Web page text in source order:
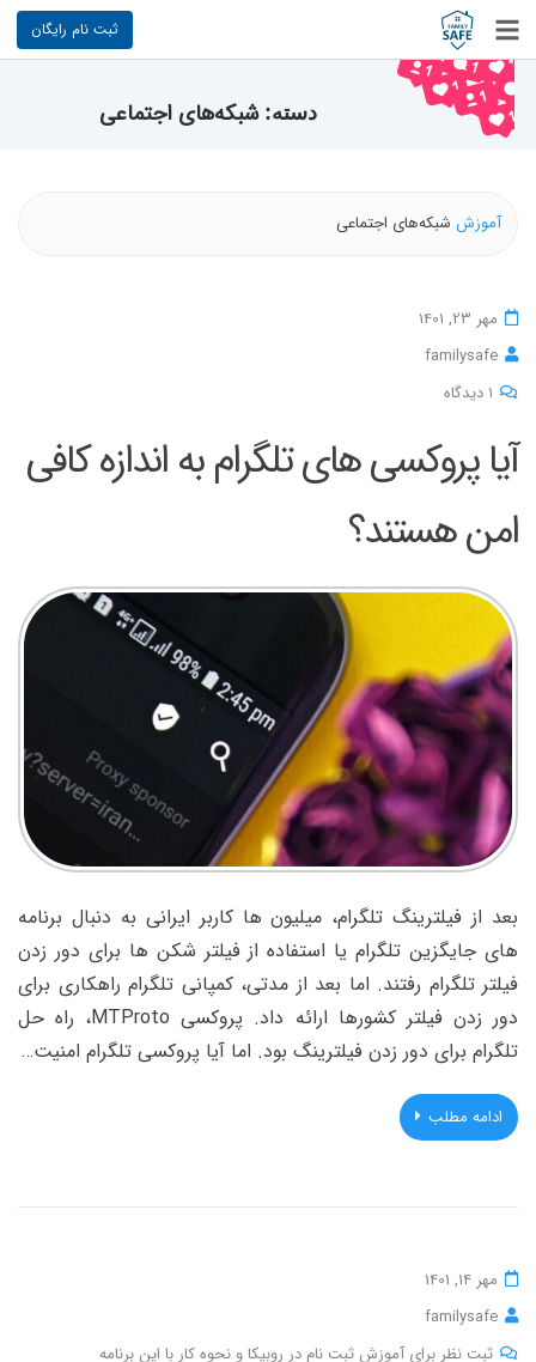
ثبت نام رایگان
دسته:شبکه‌های اجتماعی
آموزش شبکه‌های اجتماعی
مهر 23, 1401
familysafe
۱ دیدگاه
برای
پروکسی
های
به
هستند؟
آیا پروکسی های تلگرام به اندازه کافی
امن هستند؟
بعد از فیلترینگ تلگرام، میلیون ها کاربر ایرانی به دنبال برنامه
های جایگزین تلگرام یا استفاده از فیلتر شکن ها برای دور زدن
فیلتر تلگرام رفتند. اما بعد از مدتی، کمپانی تلگرام راهکاری برای
دور زدن فیلتر کشورها ارائه داد. پروکسی MTProto، راه حل
تلگرام برای دور زدن فیلترینگ بود. اما آیا پروکسی تلگرام امنیت…
ادامه مطلب
مهر 14, 1401
familysafe
ثبت نظر برای آموزش ثبت نام در روبیکا و نحوه کار با این برنامه